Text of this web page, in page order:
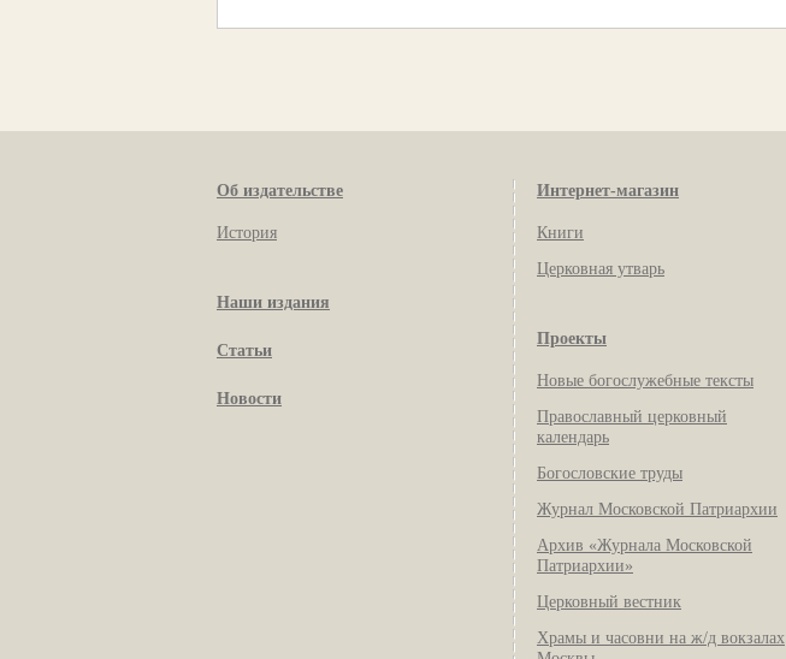
Об издательстве
История
Наши издания
Статьи
Новости
Интернет-магазин
Книги
Церковная утварь
Проекты
Новые богослужебные тексты
Православный церковный
календарь
Богословские труды
Журнал Московской Патриархии
Архив «Журнала Московской
Патриархии»
Церковный вестник
Храмы и часовни на ж/д вокзалах